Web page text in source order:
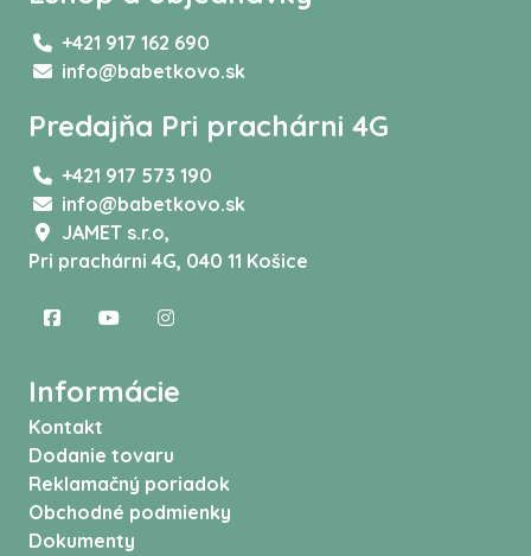
+421 917 162 690
info@babetkovo.sk
Predajňa Pri prachárni 4G
+421 917 573 190
info@babetkovo.sk
JAMET s.r.o,
Pri prachárni 4G, 040 11 Košice
Informácie
Kontakt
Dodanie tovaru
Reklamačný poriadok
Obchodné podmienky
Dokumenty